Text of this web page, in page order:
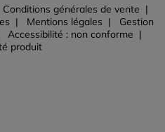
Conditions générales de vente
Mentions légales
Gestion
Accessibilité : non conforme
produit